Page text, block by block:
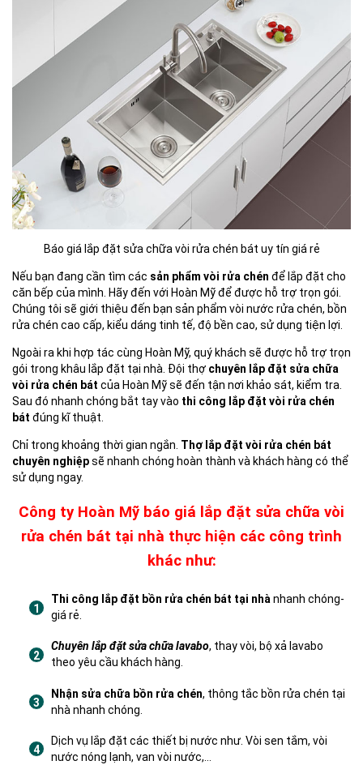
Báo giá lắp đặt sửa chữa vòi rửa chén bát uy tín giá rẻ
Nếu bạn đang cần tìm các sản phẩm vòi rửa chén để lắp đặt cho
căn bếp của mình. Hãy đến với Hoàn Mỹ để được hỗ trợ trọn gói.
Chúng tôi sẽ giới thiệu đến bạn sản phẩm vòi nước rửa chén, bồn
rửa chén cao cấp, kiểu dáng tinh tế, độ bền cao, sử dụng tiện lợi.
Ngoài ra khi hợp tác cùng Hoàn Mỹ, quý khách sẽ được hỗ trợ trọn
gói trong khâu lắp đặt tại nhà. Đội thợ chuyên lắp đặt sửa chữa
vòi rửa chén bát của Hoàn Mỹ sẽ đến tận nơi khảo sát, kiểm tra.
Sau đó nhanh chóng bắt tay vào thi công lắp đặt vòi rửa chén
bát đúng kĩ thuật.
Chỉ trong khoảng thời gian ngắn. Thợ lắp đặt vòi rửa chén bát
chuyên nghiệpsẽ nhanh chóng hoàn thành và khách hàng có thể
sử dụng ngay.
Công ty Hoàn Mỹ báo giá lắp đặt sửa chữa vòi
rửa chén bát tại nhà thực hiện các công trình
khác như:
Thi công lắp đặt bồn rửa chén bát tại nhànhanh chóng-
giá rẻ.
Chuyên lắp đặt sửa chữa lavabo, thay vòi, bộ xả lavabo
theo yêu cầu khách hàng.
Nhận sửa chữa bồn rửa chén, thông tắc bồn rửa chén tại
nhà nhanh chóng.
Dịch vụ lắp đặt các thiết bị nước như. Vòi sen tắm, vòi
nước nóng lạnh, van vòi nước,…